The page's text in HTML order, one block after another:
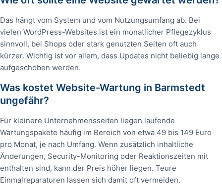
Das hängt vom System und vom Nutzungsumfang ab. Bei
vielen WordPress-Websites ist ein monatlicher Pflegezyklus
sinnvoll, bei Shops oder stark genutzten Seiten oft auch
kürzer. Wichtig ist vor allem, dass Updates nicht beliebig lange
aufgeschoben werden.
Was kostet Website-Wartung in Barmstedt
ungefähr?
Für kleinere Unternehmensseiten liegen laufende
Wartungspakete häufig im Bereich von etwa 49 bis 149 Euro
pro Monat, je nach Umfang. Wenn zusätzlich inhaltliche
Änderungen, Security-Monitoring oder Reaktionszeiten mit
enthalten sind, kann der Preis höher liegen. Teure
Einmalreparaturen lassen sich damit oft vermeiden.